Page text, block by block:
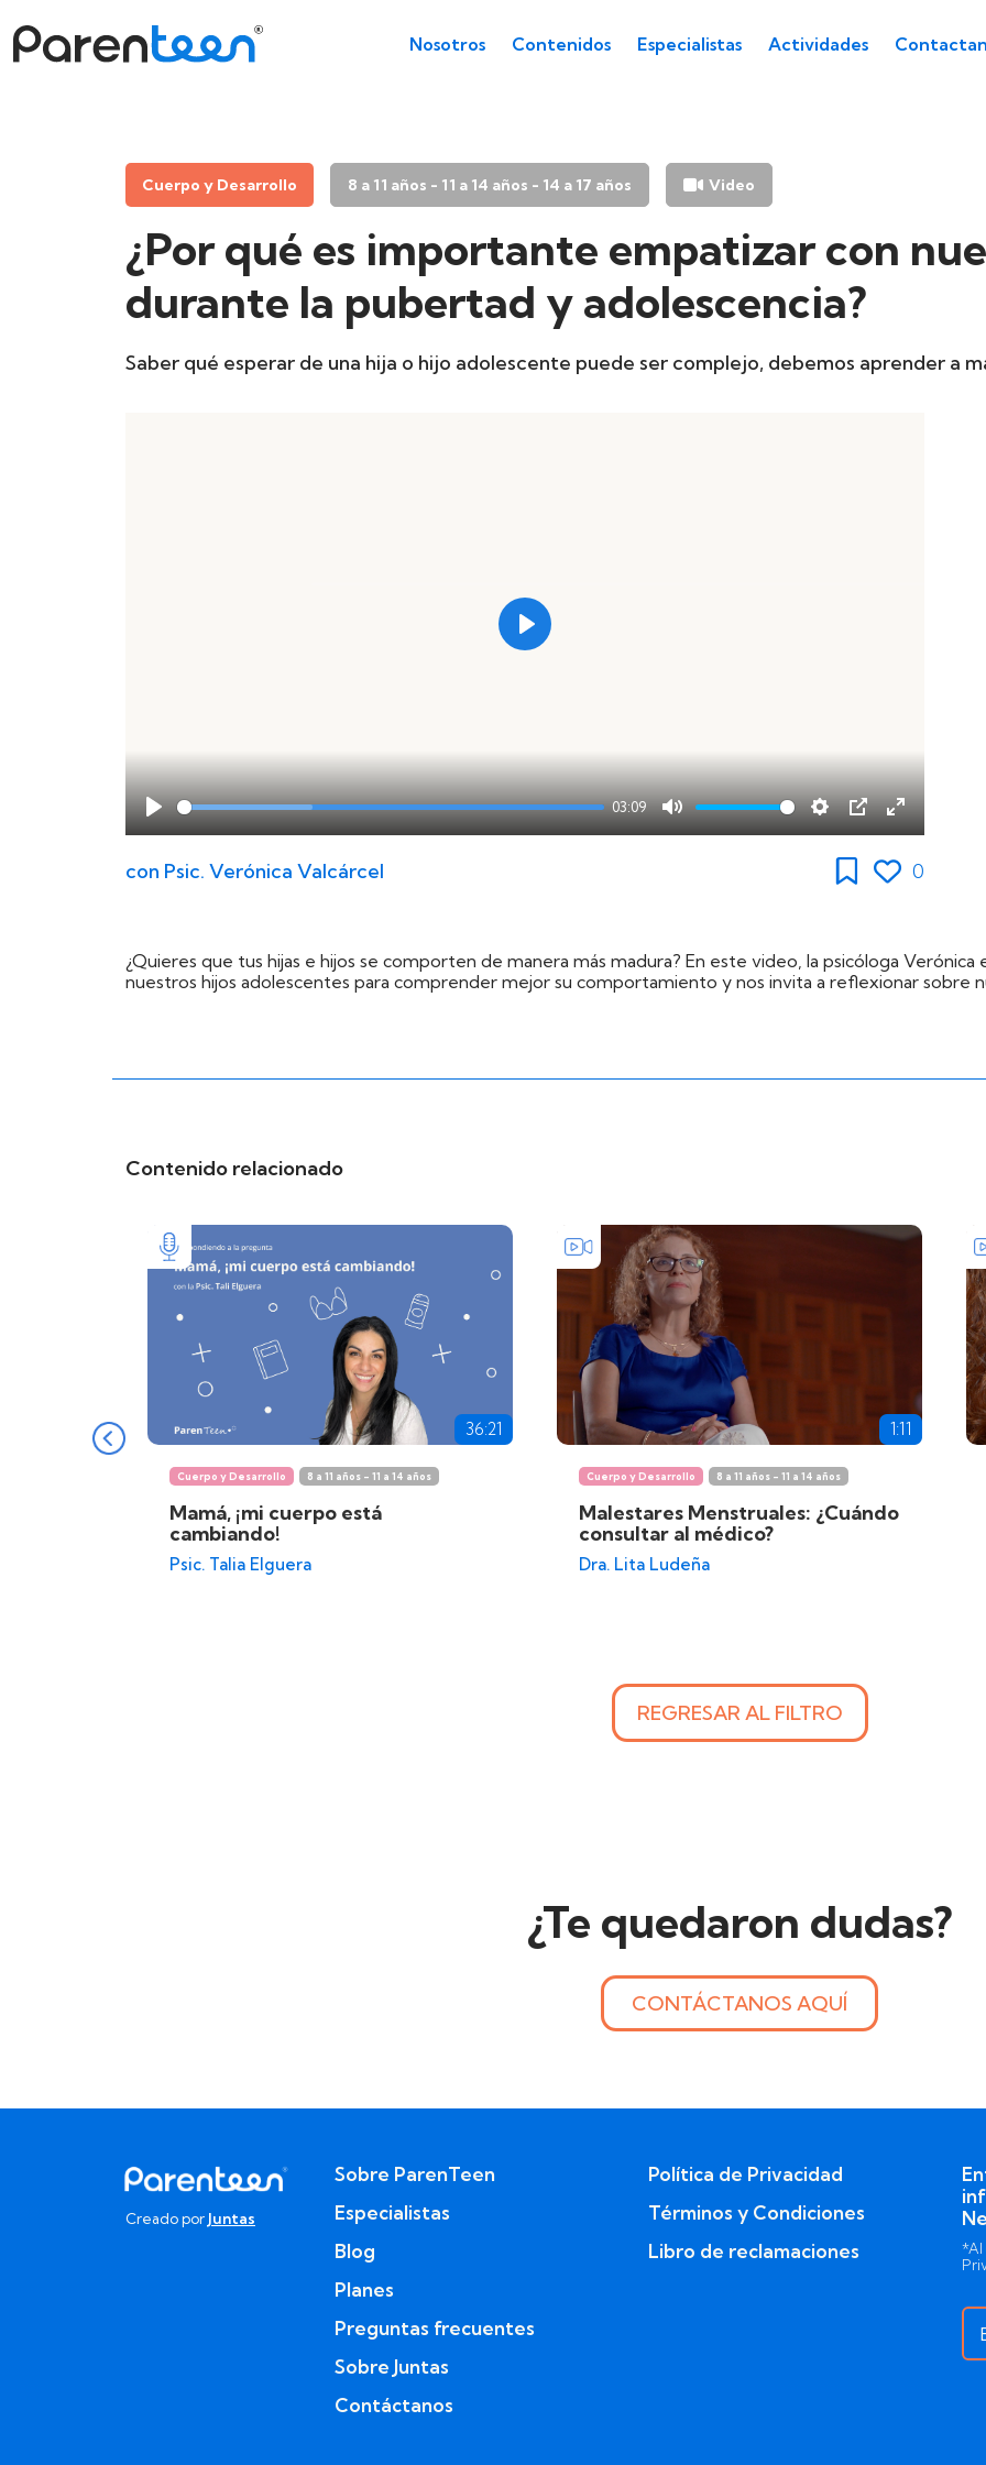
Nosotros Contenidos Especialistas Actividades
Cuerpo y Desarrollo 8 a 11 años - 11 a 14 años - 14 a 17 años Video
¿Por qué es importante empatizar con
durante la pubertad y adolescencia?
Saber qué esperar de una hija o hijo adolescente puede ser complejo, debemos aprender a
Play
03:09
Mute Settings
PIP Enter
fullscreen
Play
con Psic. Verónica Valcárcel 0
¿Quieres que tus hijas e hijos se comporten de manera más madura? En este video, la psicóloga
nuestros hijos adolescentes para comprender mejor su comportamiento y nos invita a reflexionar sobre
Contenido relacionado
36:21
Cuerpo y Desarrollo 8 a 11 años - 11 a 14 años
Mamá, ¡mi cuerpo está
cambiando!
Psic. Talia Elguera
1:11
Cuerpo y Desarrollo 8 a 11 años - 11 a 14 años
Malestares Menstruales: ¿Cuándo
consultar al médico?
Dra. Lita Ludeña
REGRESAR AL FILTRO
¿Te quedaron dudas?
CONTÁCTANOS AQUÍ
Creado por Juntas
Sobre ParenTeen
Especialistas
Blog
Planes
Preguntas frecuentes
Sobre Juntas
Contáctanos
Política de Privacidad
Términos y Condiciones
Libro de reclamaciones
*Al